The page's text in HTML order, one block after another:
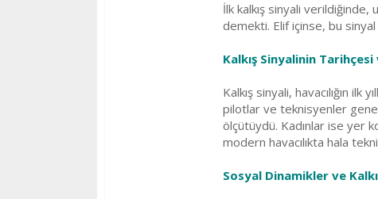
İlk kalkış sinyali verildiğinde,
demekti. Elif içinse, bu sinyal
Kalkış Sinyalinin Tarihçesi
Kalkış sinyali, havacılığın
pilotlar ve teknisyenler
ölçütüydü. Kadınlar ise yer
modern havacılıkta hala
Sosyal Dinamikler ve